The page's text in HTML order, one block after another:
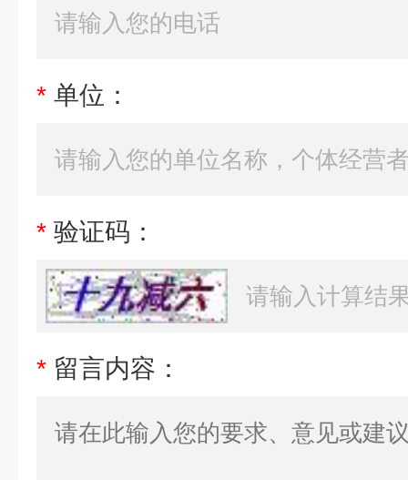
* 单位：
* 验证码：
* 留言内容：